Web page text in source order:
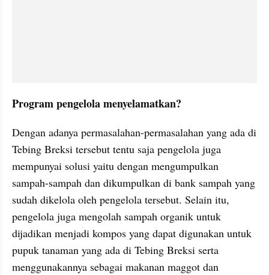
Program pengelola menyelamatkan?
Dengan adanya permasalahan-permasalahan yang ada di
Tebing Breksi tersebut tentu saja pengelola juga
mempunyai solusi yaitu dengan mengumpulkan
sampah-sampah dan dikumpulkan di bank sampah yang
sudah dikelola oleh pengelola tersebut. Selain itu,
pengelola juga mengolah sampah organik untuk
dijadikan menjadi kompos yang dapat digunakan untuk
pupuk tanaman yang ada di Tebing Breksi serta
menggunakannya sebagai makanan maggot dan